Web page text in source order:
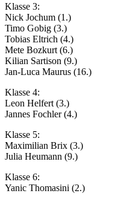
Klasse 3:
Nick Jochum (1.)
Timo Gobig (3.)
Tobias Eltrich (4.)
Mete Bozkurt (6.)
Kilian Sartison (9.)
Jan-Luca Maurus (16.)
Klasse 4:
Leon Helfert (3.)
Jannes Fochler (4.)
Klasse 5:
Maximilian Brix (3.)
Julia Heumann (9.)
Klasse 6:
Yanic Thomasini (2.)